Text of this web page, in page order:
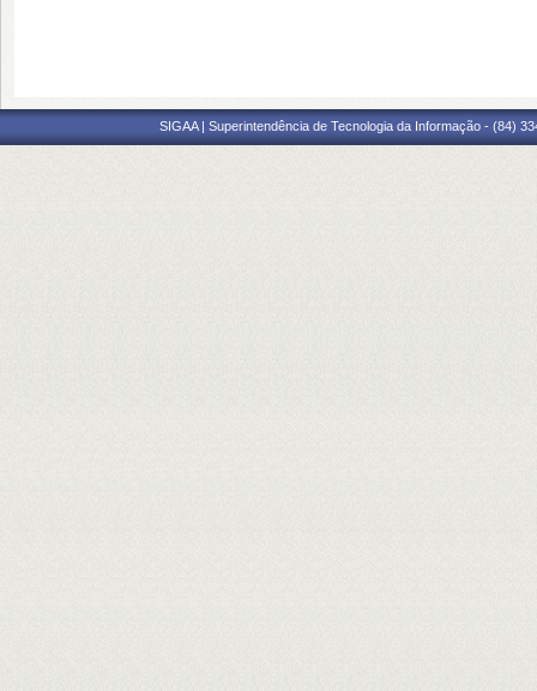
SIGAA | Superintendência de Tecnologia da Informação - (84)